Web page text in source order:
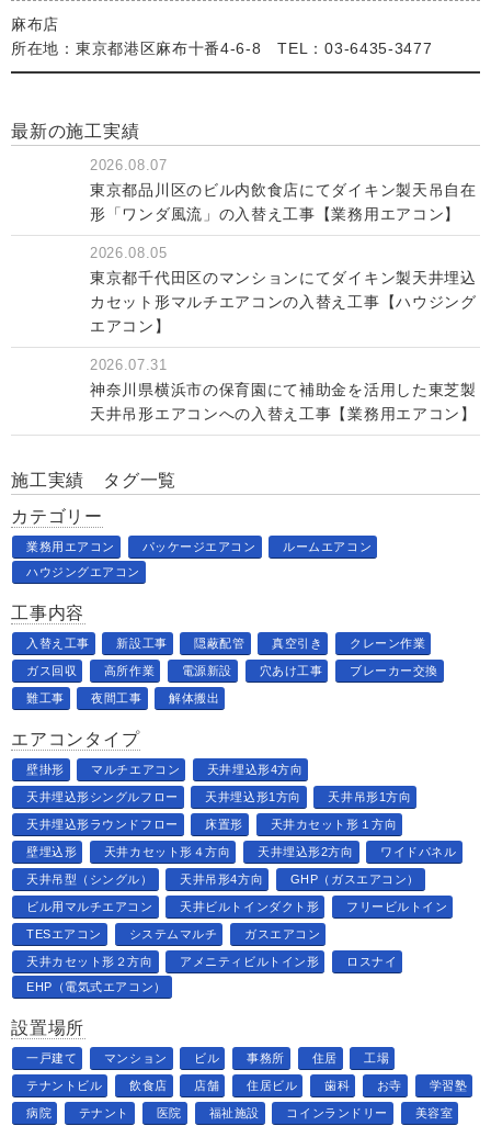
麻布店
所在地：東京都港区麻布十番4-6-8 TEL：03-6435-3477
最新の施工実績
2026.08.07
東京都品川区のビル内飲食店にてダイキン製天吊自在
形「ワンダ風流」の入替え工事【業務用エアコン】
2026.08.05
東京都千代田区のマンションにてダイキン製天井埋込
カセット形マルチエアコンの入替え工事【ハウジング
エアコン】
2026.07.31
神奈川県横浜市の保育園にて補助金を活用した東芝製
天井吊形エアコンへの入替え工事【業務用エアコン】
施工実績 タグ一覧
カテゴリー
業務用エアコン パッケージエアコン
ルームエアコン
ハウジングエアコン
工事内容
入替え工事 新設工事 隠蔽配管 真空引き クレーン作業
ガス回収 高所作業 電源新設 穴あけ工事 ブレーカー交換
難工事 夜間工事 解体搬出
エアコンタイプ
壁掛形 マルチエアコン 天井埋込形4方向
天井埋込形シングルフロー 天井埋込形1方向 天井吊形1方向
天井埋込形ラウンドフロー 床置形 天井カセット形１方向
壁埋込形 天井カセット形４方向 天井埋込形2方向 ワイドパネル
天井吊型（シングル） 天井吊形4方向 GHP（ガスエアコン）
ビル用マルチエアコン 天井ビルトインダクト形 フリービルトイン
TESエアコン システムマルチ ガスエアコン
天井カセット形２方向 アメニティビルトイン形
ロスナイ
EHP（電気式エアコン）
設置場所
一戸建て マンション ビル 事務所 住居 工場
テナントビル 飲食店 店舗 住居ビル 歯科 お寺 学習塾
病院 テナント 医院 福祉施設 コインランドリー 美容室